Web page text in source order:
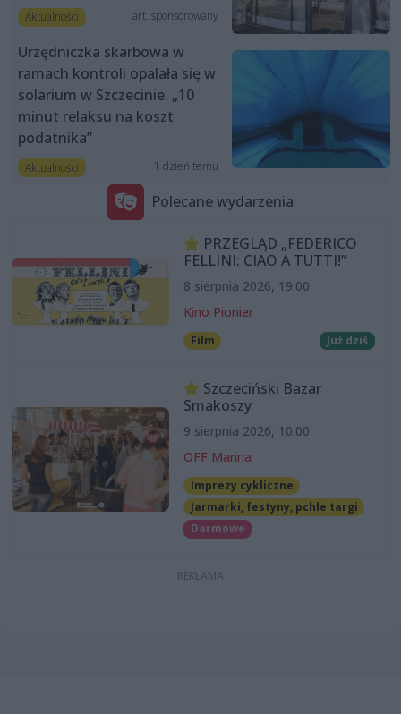
Aktualności art. sponsorowany
Urzędniczka skarbowa w
ramach kontroli opalała się w
solarium w Szczecinie. „10
minut relaksu na koszt
podatnika”
Aktualności 1 dzień temu
Polecane wydarzenia
PRZEGLĄD „FEDERICO
FELLINI: CIAO A TUTTI!”
8 sierpnia 2026, 19:00
Kino Pionier
Film Już dziś
Szczeciński Bazar
Smakoszy
9 sierpnia 2026, 10:00
OFF Marina
Imprezy cykliczne
Jarmarki, festyny, pchle targi
Darmowe